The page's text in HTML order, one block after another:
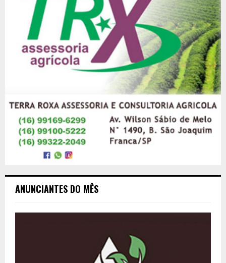
ANUNCIANTES DO MÊS